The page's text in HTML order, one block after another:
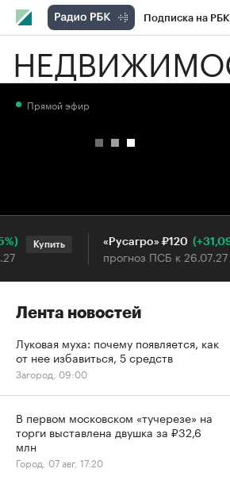
Подписка на РБК
РБК Вино
Прямой эфир
Купить «Русагро» ₽120 (+31,09%)
прогноз ПСБ к 26.07.27
Лента новостей
Луковая муха: почему появляется, как
от нее избавиться, 5 средств
Загород, 09:00
В первом московском «тучерезе» на
торги выставлена двушка за ₽32,6
млн
Город, 07 авг, 17:20